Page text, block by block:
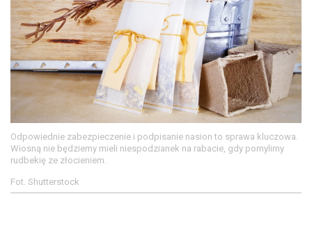
Odpowiednie zabezpieczenie i podpisanie nasion to sprawa kluczowa.
Wiosną nie będziemy mieli niespodzianek na rabacie, gdy pomylimy
rudbekię ze złocieniem.
Fot. Shutterstock